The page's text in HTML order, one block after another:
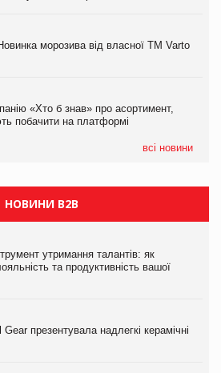
морозива від власної ТМ Varto
«Хто б знав» про асортимент,
побачити на платформі
всі новини
морозива від власної ТМ Varto
«Хто б знав» про асортимент,
побачити на платформі
на 9%
НОВИНИ B2B
утримання талантів: як
та продуктивність вашої
презентувала надлегкі керамічні